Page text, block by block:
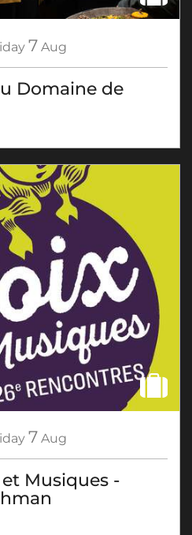
7 Aug
Domaine de
7 Aug
Musiques -